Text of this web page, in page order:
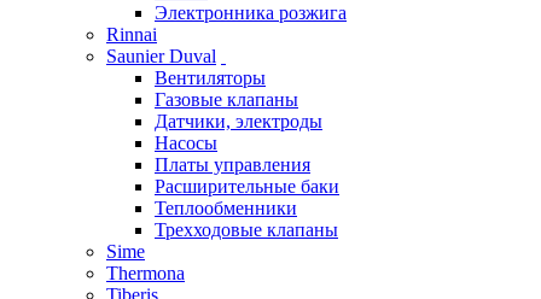
Электронника розжига
Rinnai
Saunier Duval
Вентиляторы
Газовые клапаны
Датчики, электроды
Насосы
Платы управления
Расширительные баки
Теплообменники
Трехходовые клапаны
Sime
Thermona